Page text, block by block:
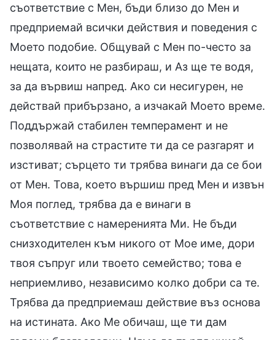
съответствие с Мен, бъди близо до Мен и
предприемай всички действия и поведения с
Моето подобие. Общувай с Мен по-често за
нещата, които не разбираш, и Аз ще те водя,
за да вървиш напред. Ако си несигурен, не
действай прибързано, а изчакай Моето време.
Поддържай стабилен темперамент и не
позволявай на страстите ти да се разгарят и
изстиват; сърцето ти трябва винаги да се бои
от Мен. Това, което вършиш пред Мен и извън
Моя поглед, трябва да е винаги в
съответствие с намеренията Ми. Не бъди
снизходителен към никого от Мое име, дори
твоя съпруг или твоето семейство; това е
неприемливо, независимо колко добри са те.
Трябва да предприемаш действие въз основа
на истината. Ако Ме обичаш, ще ти дам